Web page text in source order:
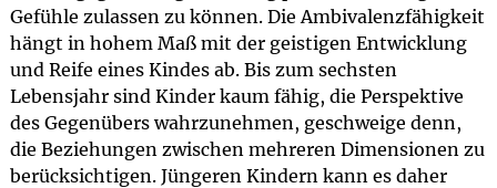
Gefühle zulassen zu können. Die Ambivalenzfähigkeit
hängt in hohem Maß mit der geistigen Entwicklung
und Reife eines Kindes ab. Bis zum sechsten
Lebensjahr sind Kinder kaum fähig, die Perspektive
des Gegenübers wahrzunehmen, geschweige denn,
die Beziehungen zwischen mehreren Dimensionen zu
berücksichtigen. Jüngeren Kindern kann es daher